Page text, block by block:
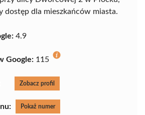
dostęp dla mieszkańców miasta.
4.9
Google: 115
Zobacz profil
Pokaż numer